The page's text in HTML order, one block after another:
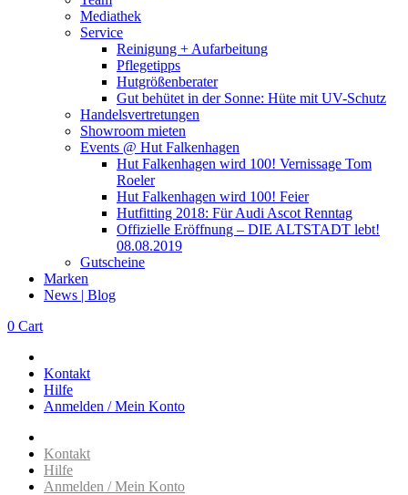
Mediathek
Service
Reinigung + Aufarbeitung
Pflegetipps
Hutgrößenberater
Gut behütet in der Sonne: Hüte mit UV-Schutz
Handelsvertretungen
Showroom mieten
Events @ Hut Falkenhagen
Hut Falkenhagen wird 100! Vernissage Tom
Roeler
Hut Falkenhagen wird 100! Feier
Hutfitting 2018: Für Audi Ascot Renntag
Offizielle Eröffnung – DIE ALTSTADT lebt!
08.08.2019
Gutscheine
Marken
News | Blog
0 Cart
Kontakt
Hilfe
Anmelden / Mein Konto
Kontakt
Hilfe
Anmelden / Mein Konto